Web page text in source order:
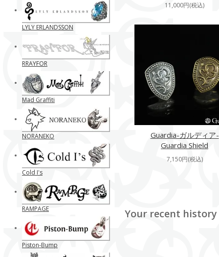
11,000円(税込)
Guardia-ガルディア-
Guardia Shield
7,150円(税込)
Your recent history
LYLY ERLANDSSON
RRAYFOR
Mad Graffiti
NORANEKO
Cold I's
RAMPAGE
Piston-Bump